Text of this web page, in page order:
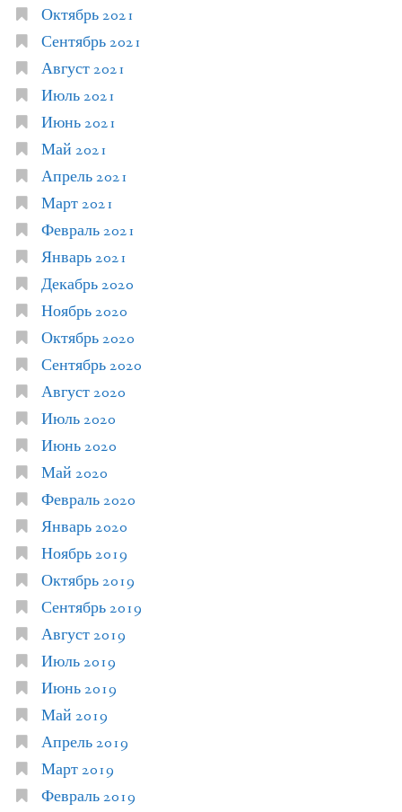
Октябрь 2021
Сентябрь 2021
Август 2021
Июль 2021
Июнь 2021
Май 2021
Апрель 2021
Март 2021
Февраль 2021
Январь 2021
Декабрь 2020
Ноябрь 2020
Октябрь 2020
Сентябрь 2020
Август 2020
Июль 2020
Июнь 2020
Май 2020
Февраль 2020
Январь 2020
Ноябрь 2019
Октябрь 2019
Сентябрь 2019
Август 2019
Июль 2019
Июнь 2019
Май 2019
Апрель 2019
Март 2019
Февраль 2019